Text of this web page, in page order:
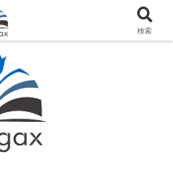
（マンガックス）
検索